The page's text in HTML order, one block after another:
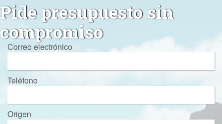
Pide presupuesto sin
compromiso
Correo electrónico
Teléfono
Origen